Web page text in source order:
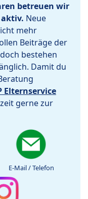
betreuen wir
Neue
mehr
Beiträge der
bestehen
Damit du
Elternservice
gerne zur
E-Mail / Telefon